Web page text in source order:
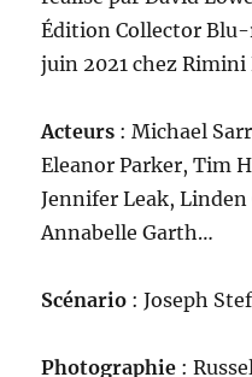
Édition Collector Blu-
juin 2021 chez
Acteurs : Michael
Eleanor Parker, Tim
Jennifer Leak,
Annabelle Garth…
Scénario : Joseph
Photographie :